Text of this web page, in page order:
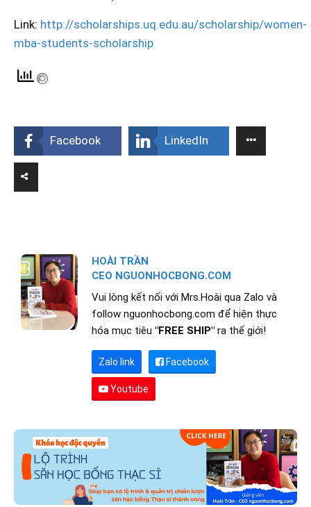
Link: http://scholarships.uq.edu.au/scholarship/women-
mba-students-scholarship
Facebook LinkedIn
HOÀI TRẦN
CEO NGUONHOCBONG.COM
Vui lòng kết nối với Mrs.Hoài qua Zalo và
follow nguonhocbong.com để hiện thực
hóa mục tiêu "FREE SHIP" ra thế giới!
Zalo link Facebook
Youtube